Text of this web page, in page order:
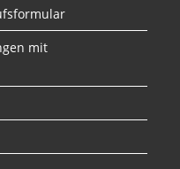
mit